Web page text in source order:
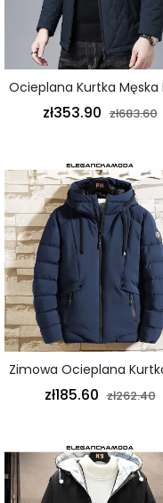
zł353.90 zł683.60
zł185.60 zł262.40